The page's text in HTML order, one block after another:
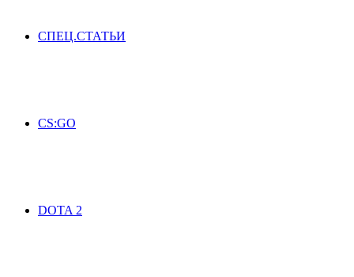
СПЕЦ.СТАТЬИ
CS:GO
DOTA 2